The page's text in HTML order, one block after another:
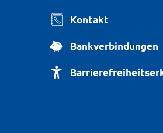
Kontakt
Bankverbindungen